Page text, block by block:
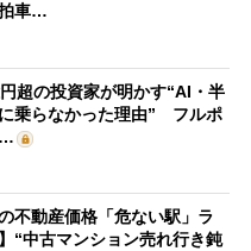
車…
超の投資家が明かす“AI・半
乗らなかった理由” フルポ
…
の不動産価格「危ない駅」ラ
“中古マンション売れ行き鈍